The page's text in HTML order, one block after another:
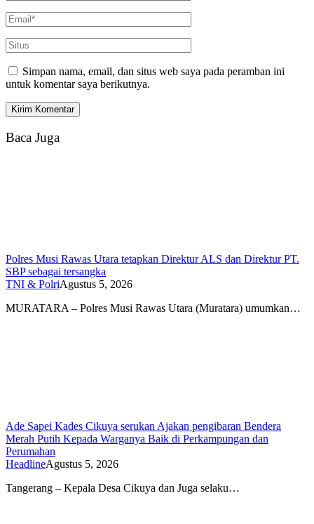
Simpan nama, email, dan situs web saya pada peramban ini
untuk komentar saya berikutnya.
Baca Juga
Polres Musi Rawas Utara tetapkan Direktur ALS dan Direktur PT.
SBP sebagai tersangka
TNI & PolriAgustus 5, 2026
MURATARA – Polres Musi Rawas Utara (Muratara) umumkan…
Ade Sapei Kades Cikuya serukan Ajakan pengibaran Bendera
Merah Putih Kepada Warganya Baik di Perkampungan dan
Perumahan
HeadlineAgustus 5, 2026
Tangerang – Kepala Desa Cikuya dan Juga selaku…